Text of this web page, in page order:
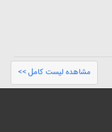
مشاهده لیست کامل >>